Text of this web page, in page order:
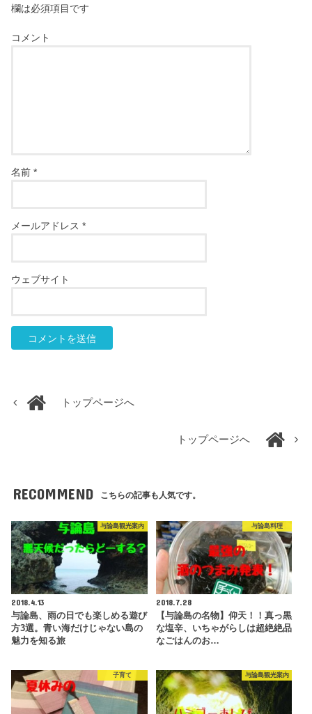
欄は必須項目です
コメント
名前*
メールアドレス*
ウェブサイト
トップページへ
トップページへ
RECOMMEND こちらの記事も人気です。
与論島観光案内
2018.4.13
与論島、雨の日でも楽しめる遊び
方3選。青い海だけじゃない島の
魅力を知る旅
与論島料理
2018.7.28
【与論島の名物】仰天！！真っ黒
な塩辛、いちゃがらしは超絶絶品
なごはんのお…
子育て 与論島観光案内